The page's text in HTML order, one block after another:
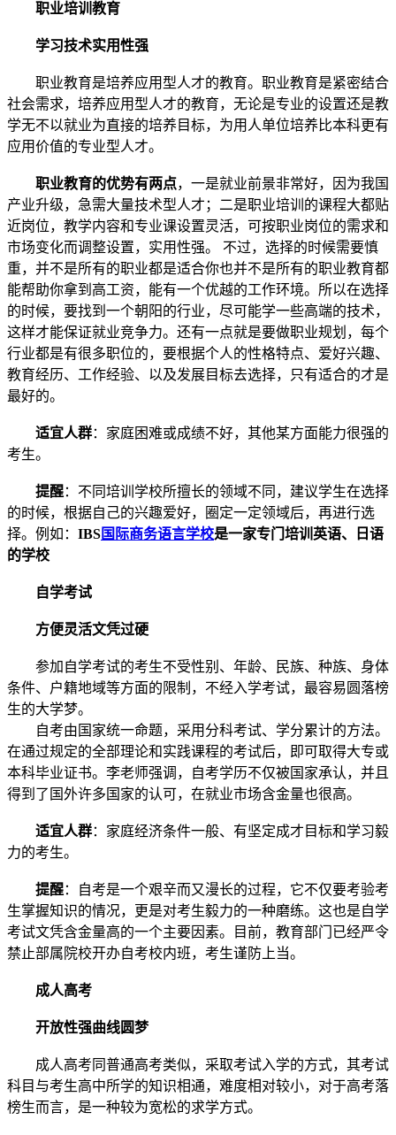
职业培训教育
学习技术实用性强
职业教育是培养应用型人才的教育。职业教育是紧密结合
社会需求，培养应用型人才的教育，无论是专业的设置还是教
学无不以就业为直接的培养目标，为用人单位培养比本科更有
应用价值的专业型人才。
职业教育的优势有两点，一是就业前景非常好，因为我国
产业升级，急需大量技术型人才；二是职业培训的课程大都贴
近岗位，教学内容和专业课设置灵活，可按职业岗位的需求和
市场变化而调整设置，实用性强。 不过，选择的时候需要慎
重，并不是所有的职业都是适合你也并不是所有的职业教育都
能帮助你拿到高工资，能有一个优越的工作环境。所以在选择
的时候，要找到一个朝阳的行业，尽可能学一些高端的技术，
这样才能保证就业竞争力。还有一点就是要做职业规划，每个
行业都是有很多职位的，要根据个人的性格特点、爱好兴趣、
教育经历、工作经验、以及发展目标去选择，只有适合的才是
最好的。
适宜人群：家庭困难或成绩不好，其他某方面能力很强的
考生。
提醒：不同培训学校所擅长的领域不同，建议学生在选择
的时候，根据自己的兴趣爱好，圈定一定领域后，再进行选
择。例如： IBS国际商务语言学校是一家专门培训英语、日语
的学校
自学考试
方便灵活文凭过硬
参加自学考试的考生不受性别、年龄、民族、种族、身体
条件、户籍地域等方面的限制，不经入学考试，最容易圆落榜
生的大学梦。
自考由国家统一命题，采用分科考试、学分累计的方法。
在通过规定的全部理论和实践课程的考试后，即可取得大专或
本科毕业证书。李老师强调，自考学历不仅被国家承认，并且
得到了国外许多国家的认可，在就业市场含金量也很高。
适宜人群：家庭经济条件一般、有坚定成才目标和学习毅
力的考生。
提醒：自考是一个艰辛而又漫长的过程，它不仅要考验考
生掌握知识的情况，更是对考生毅力的一种磨练。这也是自学
考试文凭含金量高的一个主要因素。目前，教育部门已经严令
禁止部属院校开办自考校内班，考生谨防上当。
成人高考
开放性强曲线圆梦
成人高考同普通高考类似，采取考试入学的方式，其考试
科目与考生高中所学的知识相通，难度相对较小，对于高考落
榜生而言，是一种较为宽松的求学方式。